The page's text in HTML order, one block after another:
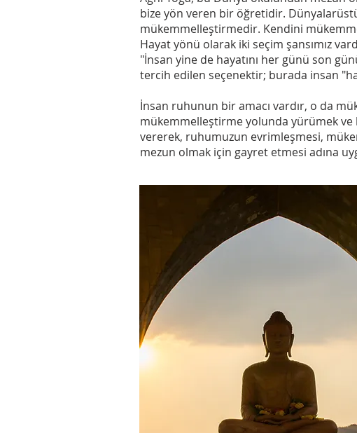
bize yön veren bir öğretidir.
mükemmelleştirmedir. Kendini
Hayat yönü olarak iki seçim şansımız
"İnsan yine de hayatını her günü son
tercih edilen seçenektir; burada insan
İnsan ruhunun bir amacı vardır, o da
mükemmelleştirme yolunda yürümek ve
vererek, ruhumuzun evrimleşmesi,
mezun olmak için gayret etmesi adına